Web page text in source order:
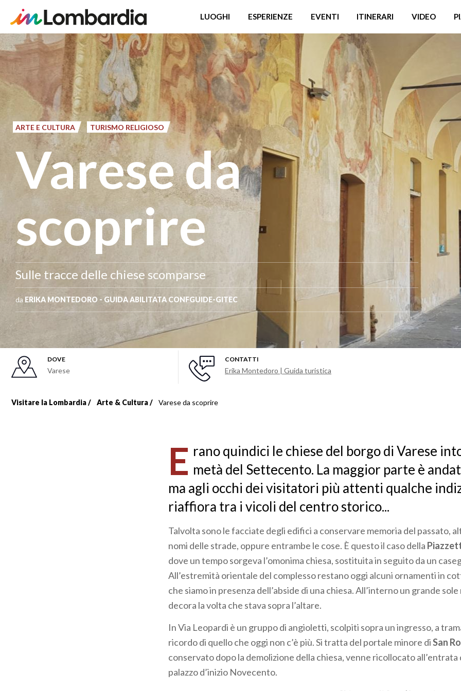
Salta
al
contenuto
principale
LUOGHI ESPERIENZE EVENTI ITINERARI VIDEO
ARTE E CULTURA TURISMO RELIGIOSO
Varese da
scoprire
Sulle tracce delle chiese scomparse
da ERIKA MONTEDORO - GUIDA ABILITATA CONFGUIDE-GITEC
DOVE
Varese
CONTATTI
Erika Montedoro | Guida turistica
Visitare la Lombardia Arte & Cultura Varese da scoprire
E rano quindici le chiese del borgo di Varese
metà del Settecento. La maggior parte è
ma agli occhi dei visitatori più attenti qualche
riaffiora tra i vicoli del centro storico...
Talvolta sono le facciate degli edifici a conservare memoria del passato,
nomi delle strade, oppure entrambe le cose. È questo il caso della
dove un tempo sorgeva l’omonima chiesa, sostituita in seguito da un
All’estremità orientale del complesso restano oggi alcuni ornamenti in
che siamo in presenza dell’abside di una chiesa. All’interno un grande
decora la volta che stava sopra l’altare.
In Via Leopardi è un gruppo di angioletti, scolpiti sopra un ingresso, a
ricordo di quello che oggi non c’è più. Si tratta del portale minore diSan
conservato dopo la demolizione della chiesa, venne ricollocato
palazzo d’inizio Novecento.